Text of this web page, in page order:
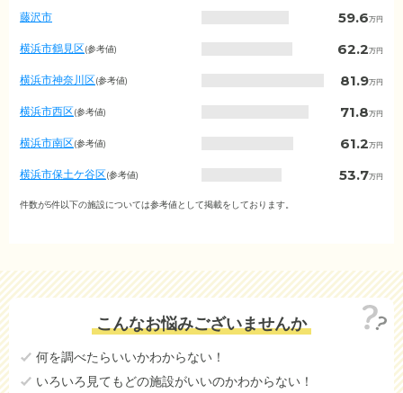
川
県
の
入
居
金
相
（市
町
別）
藤沢市 59.6万円
横浜市鶴見区(参考値) 62.2万円
横浜市神奈川区(参考値) 81.9万円
横浜市西区(参考値) 71.8万円
横浜市南区(参考値) 61.2万円
横浜市保土ケ谷区(参考値) 53.7万円
横浜市港北区(参考値)
72.6
横浜市瀬谷区(参考値) 5.3
(参考値) 87.7
川崎市中原区(参考値)
件数が5件以下の施設については参考値として掲載をしております。
こんなお悩みございませんか
何を調べたらいいかわからない！
いろいろ見てもどの施設がいいのかわからない！